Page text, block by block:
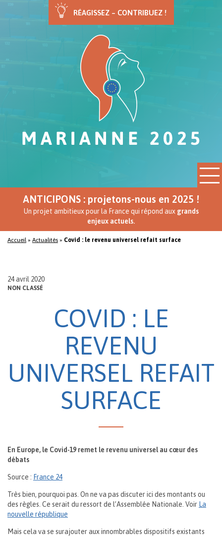
RÉAGISSEZ – CONTRIBUEZ !
ANTICIPONS : projetons-nous en 2025 !
Un projet ambitieux pour la France qui répond aux grands
enjeux actuels.
Accueil» Actualités » Covid : le revenu universel refait surface
24 avril 2020
NON CLASSÉ
COVID : LE
REVENU
UNIVERSEL REFAIT
SURFACE
En Europe, le Covid-19 remet le revenu universel au cœur des
débats
Source : France 24
Très bien, pourquoi pas. On ne va pas discuter ici des montants ou
des règles. Ce serait du ressort de l’Assemblée Nationale. Voir La
nouvelle république
Mais cela va se surajouter aux innombrables dispositifs existants